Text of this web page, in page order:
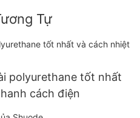
Tự
polyurethane tốt nhất
cách điện